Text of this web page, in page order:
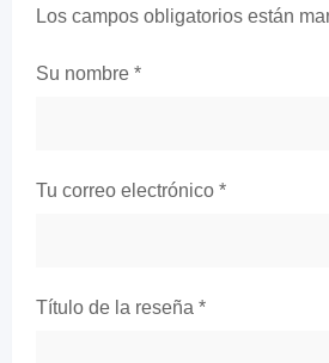
Los campos obligatorios están
Su nombre *
Tu correo electrónico *
Título de la reseña *